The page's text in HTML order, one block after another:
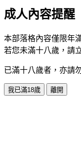
成人內容提醒
本部落格內容僅限年
若您未滿十八歲，請
已滿十八歲者，亦請
我已滿18歲 離開